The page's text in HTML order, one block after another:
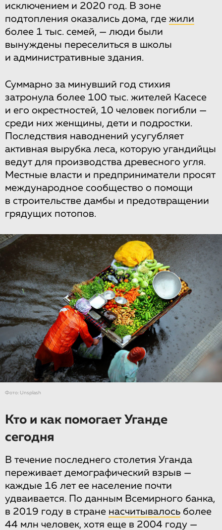
исключением и 2020 год. В зоне
подтопления оказались дома, где жили
более 1 тыс. семей, — люди были
вынуждены переселиться в школы
и административные здания.
Суммарно за минувший год стихия
затронула более 100 тыс. жителей Касесе
и его окрестностей, 10 человек погибли —
среди них женщины, дети и подростки.
Последствия наводнений усугубляет
активная вырубка леса, которую угандийцы
ведут для производства древесного угля.
Местные власти и предприниматели просят
международное сообщество о помощи
в строительстве дамбы и предотвращении
грядущих потопов.
Фото: Unsplash
Кто и как помогает Уганде
сегодня
В течение последнего столетия Уганда
переживает демографический взрыв —
каждые 16 лет ее население почти
удваивается. По данным Всемирного банка,
в 2019 году в стране насчитывалось более
44 млн человек, хотя еще в 2004 году —